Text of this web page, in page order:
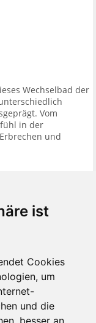
ist
Cookies
um
und die
besser an
Wechselbad der
Vom
in der
und
im Jahr 2016